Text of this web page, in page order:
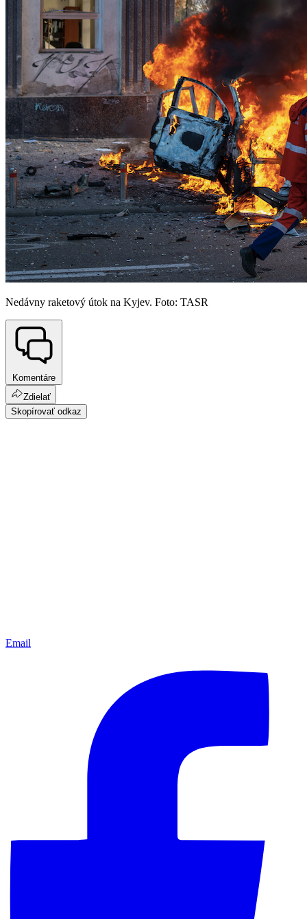
Nedávny raketový útok na Kyjev. Foto: TASR
Komentáre
Zdielať
Skopírovať odkaz
Email